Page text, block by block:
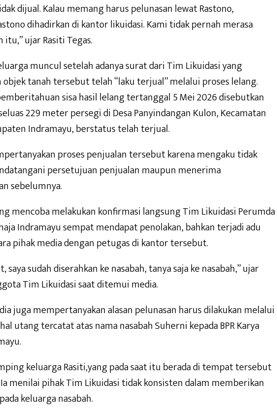
dijual. Kalau memang harus pelunasan lewat Rastono,
dihadirkan di kantor likuidasi. Kami tidak pernah merasa
ujar Rasiti Tegas.
muncul setelah adanya surat dari Tim Likuidasi yang
tanah tersebut telah “laku terjual” melalui proses lelang.
sisa hasil lelang tertanggal 5 Mei 2026 disebutkan
229 meter persegi di Desa Panyindangan Kulon, Kecamatan
Indramayu, berstatus telah terjual.
proses penjualan tersebut karena mengaku tidak
persetujuan penjualan maupun menerima
sebelumnya.
mencoba melakukan konfirmasi langsung Tim Likuidasi Perumda
Indramayu sempat mendapat penolakan, bahkan terjadi adu
pihak media dengan petugas di kantor tersebut.
saya sudah diserahkan ke nasabah, tanya saja ke nasabah,” ujar
Tim Likuidasi saat ditemui media.
juga mempertanyakan alasan pelunasan harus dilakukan melalui
utang tercatat atas nama nasabah Suherni kepada BPR Karya
keluarga Rasiti,yang pada saat itu berada di tempat tersebut
menilai pihak Tim Likuidasi tidak konsisten dalam memberikan
keluarga nasabah.